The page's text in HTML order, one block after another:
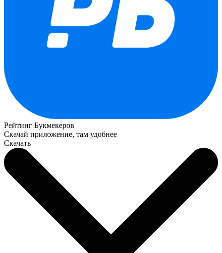
Рейтинг Букмекеров
Скачай приложение, там удобнее
Скачать